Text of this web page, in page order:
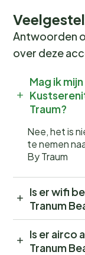
Antwoorden
over deze
Mag ik
Traum?
Nee, het is
te nemen
By Traum
Is er wifi
Tranum
Is er airco
Tranum